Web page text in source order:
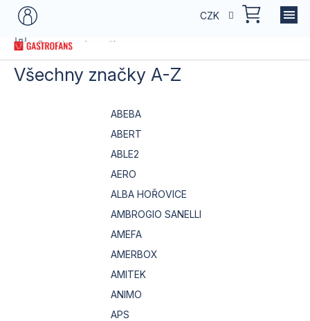
Přejít
CZK
Domů
Prodávané značky
Všechny značky A-Z
ABEBA
ABERT
ABLE2
AERO
ALBA HOŘOVICE
AMBROGIO SANELLI
AMEFA
AMERBOX
AMITEK
ANIMO
APS